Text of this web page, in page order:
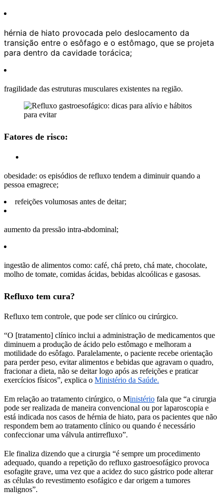
hérnia de hiato provocada pelo deslocamento da
transição entre o esôfago e o estômago, que se projeta
para dentro da cavidade torácica;
fragilidade das estruturas musculares existentes na região.
Fatores de risco:
obesidade: os episódios de refluxo tendem a diminuir quando a
pessoa emagrece;
refeições volumosas antes de deitar;
aumento da pressão intra-abdominal;
ingestão de alimentos como: café, chá preto, chá mate, chocolate,
molho de tomate, comidas ácidas, bebidas alcoólicas e gasosas.
Refluxo tem cura?
Refluxo tem controle, que pode ser clínico ou cirúrgico.
“O [tratamento] clínico inclui a administração de medicamentos que
diminuem a produção de ácido pelo estômago e melhoram a
motilidade do esôfago. Paralelamente, o paciente recebe orientação
para perder peso, evitar alimentos e bebidas que agravam o quadro,
fracionar a dieta, não se deitar logo após as refeições e praticar
exercícios físicos”, explica o Ministério da Saúde.
Em relação ao tratamento cirúrgico, o Ministério fala que “a cirurgia
pode ser realizada de maneira convencional ou por laparoscopia e
está indicada nos casos de hérnia de hiato, para os pacientes que não
respondem bem ao tratamento clínico ou quando é necessário
confeccionar uma válvula antirrefluxo”.
Ele finaliza dizendo que a cirurgia “é sempre um procedimento
adequado, quando a repetição do refluxo gastroesofágico provoca
esofagite grave, uma vez que a acidez do suco gástrico pode alterar
as células do revestimento esofágico e dar origem a tumores
malignos”.